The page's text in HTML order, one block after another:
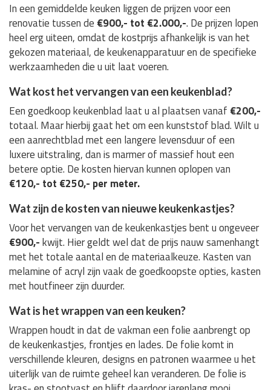
In een gemiddelde keuken liggen de prijzen voor een
renovatie tussen de €900,- tot €2.000,-. De prijzen lopen
heel erg uiteen, omdat de kostprijs afhankelijk is van het
gekozen materiaal, de keukenapparatuur en de specifieke
werkzaamheden die u uit laat voeren.
Wat kost het vervangen van een keukenblad?
Een goedkoop keukenblad laat u al plaatsen vanaf €200,-
totaal. Maar hierbij gaat het om een kunststof blad. Wilt u
een aanrechtblad met een langere levensduur of een
luxere uitstraling, dan is marmer of massief hout een
betere optie. De kosten hiervan kunnen oplopen van
€120,- tot €250,- per meter.
Wat zijn de kosten van nieuwe keukenkastjes?
Voor het vervangen van de keukenkastjes bent u ongeveer
€900,-kwijt. Hier geldt wel dat de prijs nauw samenhangt
met het totale aantal en de materiaalkeuze. Kasten van
melamine of acryl zijn vaak de goedkoopste opties, kasten
met houtfineer zijn duurder.
Wat is het wrappen van een keuken?
Wrappen houdt in dat de vakman een folie aanbrengt op
de keukenkastjes, frontjes en lades. De folie komt in
verschillende kleuren, designs en patronen waarmee u het
uiterlijk van de ruimte geheel kan veranderen. De folie is